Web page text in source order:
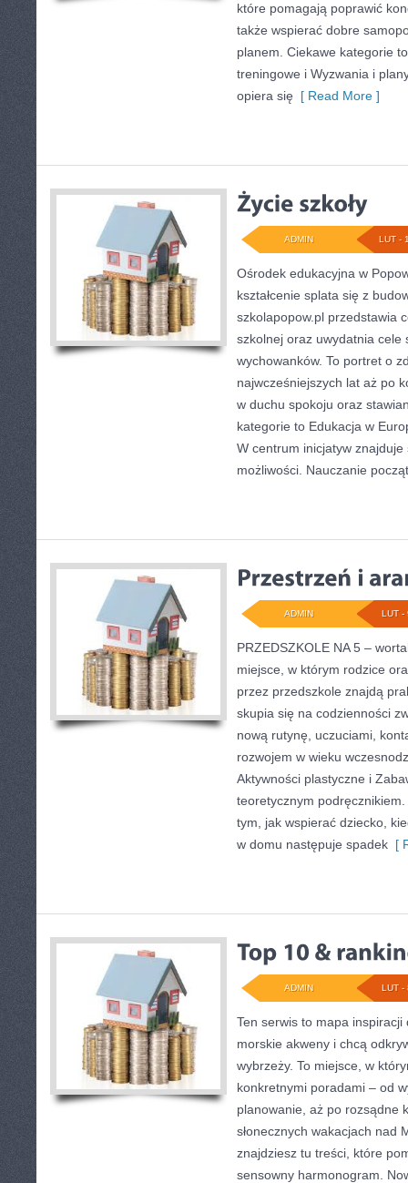
które pomagają poprawić
także wspierać dobre
planem. Ciekawe kategorie
treningowe i Wyzwania i
opiera się [ Read More ]
LUT -
ADMIN
Ośrodek edukacyjna w
kształcenie splata się z
szkolapopow.pl przedstawia
szkolnej oraz uwydatnia cele
wychowanków. To portret o
najwcześniejszych lat aż po
w duchu spokoju oraz
kategorie to Edukacja w
W centrum inicjatyw
możliwości. Nauczanie
LUT -
ADMIN
PRZEDSZKOLE NA 5 –
miejsce, w którym rodzice
przez przedszkole znajdą
skupia się na codzienności
nową rutynę, uczuciami,
rozwojem w wieku
Aktywności plastyczne i
teoretycznym
tym, jak wspierać dziecko,
w domu następuje spadek [
LUT -
ADMIN
Ten serwis to mapa
morskie akweny i chcą
wybrzeży. To miejsce, w
konkretnymi poradami – od
planowanie, aż po rozsądne
słonecznych wakacjach nad
znajdziesz tu treści, które
sensowny harmonogram.